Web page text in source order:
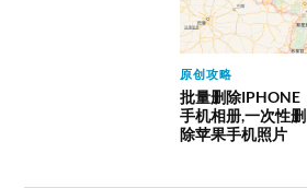
原创攻略
批量删除IPHONE
手机相册,一次性删
除苹果手机照片